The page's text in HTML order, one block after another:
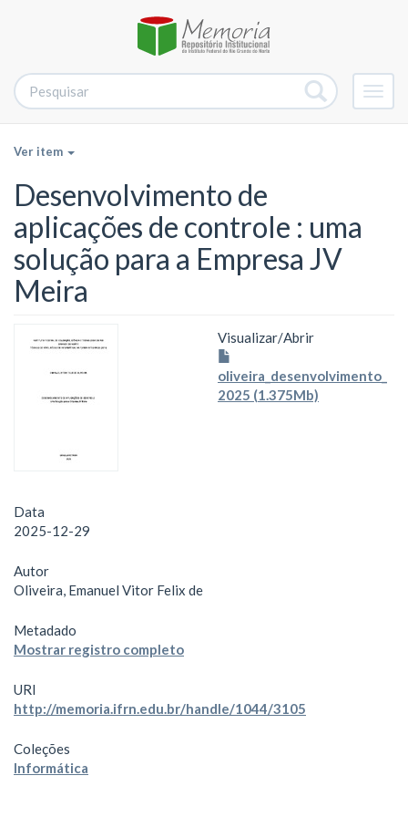
Ver item
Desenvolvimento de
aplicações de controle : uma
solução para a Empresa JV
Meira
Visualizar/Abrir
oliveira_desenvolvimento_
2025 (1.375Mb)
Data
2025-12-29
Autor
Oliveira, Emanuel Vitor Felix de
Metadado
Mostrar registro completo
URI
http://memoria.ifrn.edu.br/handle/1044/3105
Coleções
Informática